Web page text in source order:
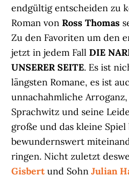
endgültig entscheiden zu
Roman vonRoss Thomas
Zu den Favoriten um den
jetzt in jedem FallDIE
UNSERER SEITE. Es ist
längsten Romane, es ist
unnachahmliche
Sprachwitz und seine
große und das kleine Spiel
bewundernswert
ringen. Nicht zuletzt
Gisbert und SohnJulian